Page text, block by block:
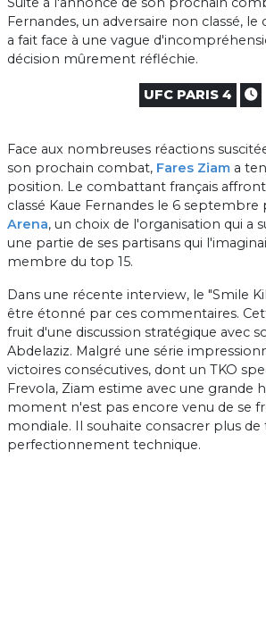
Fernandes, un adversaire non classé,
a fait face à une vague
décision mûrement réfléchie.
UFC PARIS 4
Face aux nombreuses réactions
son prochain combat, Fares Ziam a
position. Le combattant français
classé Kaue Fernandes le 6 septembre
Arena, un choix de l'organisation qui a
une partie de ses partisans qui
membre du top 15.
Dans une récente interview, le "Smile
être étonné par ces commentaires.
fruit d'une discussion stratégique avec
Abdelaziz. Malgré une série
victoires consécutives, dont un TKO
Frevola, Ziam estime avec une grande
moment n'est pas encore venu de se
mondiale. Il souhaite consacrer plus
perfectionnement technique.